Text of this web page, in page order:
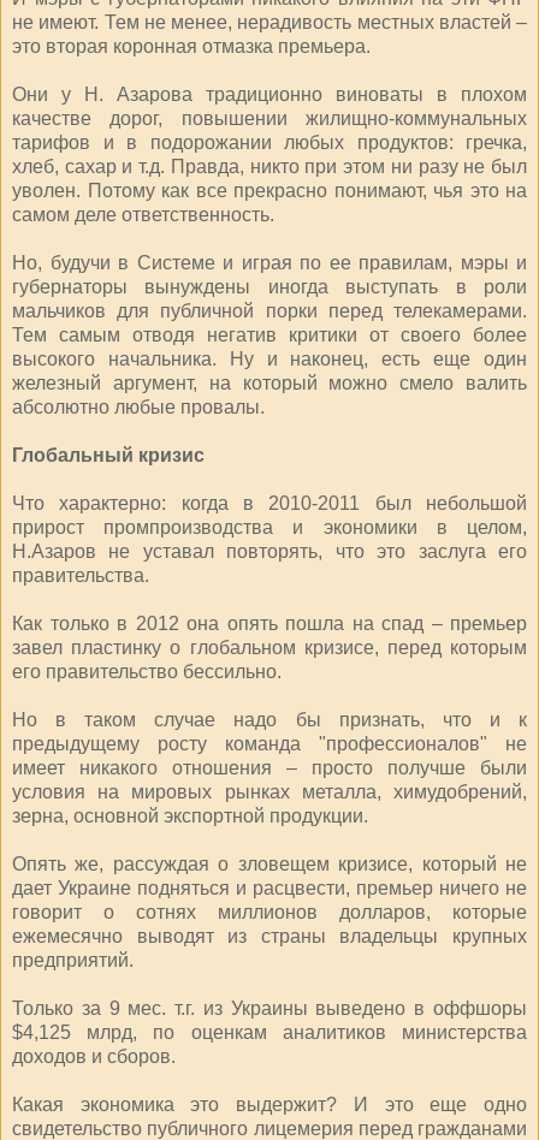
не имеют. Тем не менее, нерадивость местных властей –
это вторая коронная отмазка премьера.
Они у Н. Азарова традиционно виноваты в плохом
качестве дорог, повышении жилищно-коммунальных
тарифов и в подорожании любых продуктов: гречка,
хлеб, сахар и т.д. Правда, никто при этом ни разу не был
уволен. Потому как все прекрасно понимают, чья это на
самом деле ответственность.
Но, будучи в Системе и играя по ее правилам, мэры и
губернаторы вынуждены иногда выступать в роли
мальчиков для публичной порки перед телекамерами.
Тем самым отводя негатив критики от своего более
высокого начальника. Ну и наконец, есть еще один
железный аргумент, на который можно смело валить
абсолютно любые провалы.
Глобальный кризис
Что характерно: когда в 2010-2011 был небольшой
прирост промпроизводства и экономики в целом,
Н.Азаров не уставал повторять, что это заслуга его
правительства.
Как только в 2012 она опять пошла на спад – премьер
завел пластинку о глобальном кризисе, перед которым
его правительство бессильно.
Но в таком случае надо бы признать, что и к
предыдущему росту команда "профессионалов" не
имеет никакого отношения – просто получше были
условия на мировых рынках металла, химудобрений,
зерна, основной экспортной продукции.
Опять же, рассуждая о зловещем кризисе, который не
дает Украине подняться и расцвести, премьер ничего не
говорит о сотнях миллионов долларов, которые
ежемесячно выводят из страны владельцы крупных
предприятий.
Только за 9 мес. т.г. из Украины выведено в оффшоры
$4,125 млрд, по оценкам аналитиков министерства
доходов и сборов.
Какая экономика это выдержит? И это еще одно
свидетельство публичного лицемерия перед гражданами